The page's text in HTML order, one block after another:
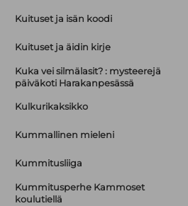
Kuituset ja isän koodi
Kuituset ja äidin kirje
Kuka vei silmälasit? : mysteerejä
päiväkoti Harakanpesässä
Kulkurikaksikko
Kummallinen mieleni
Kummitusliiga
Kummitusperhe Kammoset
koulutiellä